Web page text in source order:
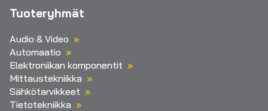
Tuoteryhmät
Audio & Video
Automaatio
Elektroniikan komponentit
Mittaustekniikka
Sähkötarvikkeet
Tietotekniikka